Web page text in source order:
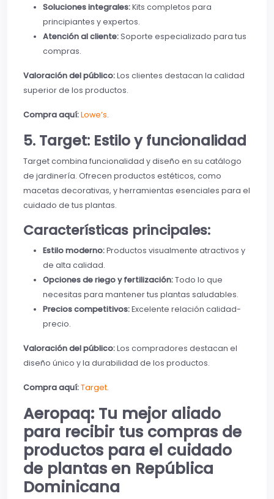
Soluciones integrales:Kits completos para
principiantes y expertos.
Atención al cliente:Soporte especializado para tus
compras.
Valoración del público:Los clientes destacan la calidad
superior de los productos.
Compra aquí:Lowe’s.
5. Target: Estilo y funcionalidad
Target combina funcionalidad y diseño en su catálogo
de jardinería. Ofrecen productos estéticos, como
macetas decorativas, y herramientas esenciales para el
cuidado de tus plantas.
Características principales:
Estilo moderno:Productos visualmente atractivos y
de alta calidad.
Opciones de riego y fertilización:Todo lo que
necesitas para mantener tus plantas saludables.
Precios competitivos:Excelente relación calidad-
precio.
Valoración del público:Los compradores destacan el
diseño único y la durabilidad de los productos.
Compra aquí:Target.
Aeropaq: Tu mejor aliado
para recibir tus compras de
productos para el cuidado
de plantas en República
Dominicana